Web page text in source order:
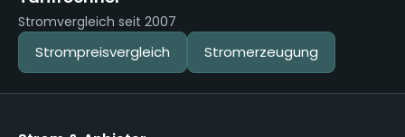
Stromvergleich seit 2007
Strompreisvergleich Stromerzeugung